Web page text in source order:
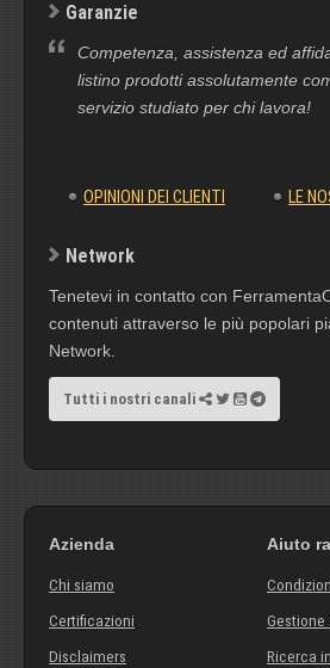
Garanzie
Competenza, assistenza ed
listino prodotti assolutamente
servizio studiato per chi lavora!
OPINIONI DEI CLIENTI LE
Network
Tenetevi in contatto con
contenuti attraverso le più popolari
Network.
Tutti i nostri canali
Azienda
Chi siamo
Certificazioni
Disclaimers
Aiuto
Gestione
Ricerca